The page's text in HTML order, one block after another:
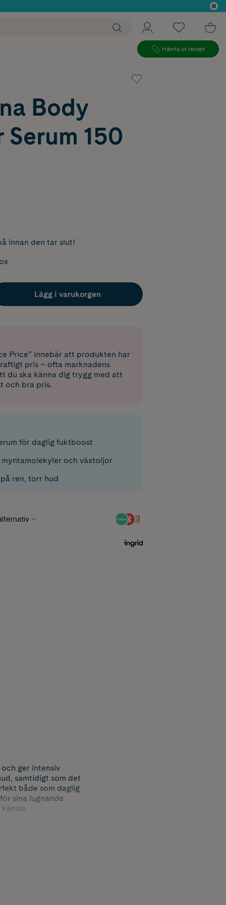
Hämta ut recept
Body
150
innan den tar slut!
Lägg i varukorgen
Price” innebär att produkten har
pris – ofta marknadens
du ska känna dig trygg med att
och bra pris.
för daglig fuktboost
myntamolekyler och växtoljor
ren, torr hud
ger intensiv
samtidigt som det
både som daglig
sina lugnande